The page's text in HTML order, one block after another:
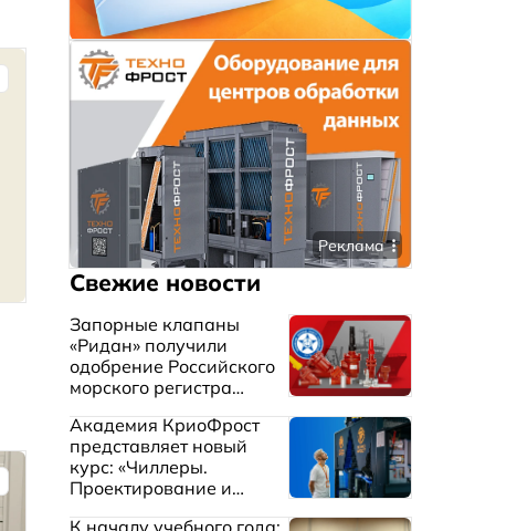
Реклама
Свежие новости
Запорные клапаны
«Ридан» получили
одобрение Российского
морского регистра
Академия КриоФрост
представляет новый
курс: «Чиллеры.
Проектирование и
К началу учебного года: